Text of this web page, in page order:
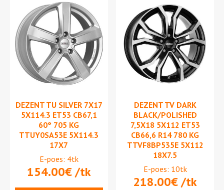
DEZENT TU SILVER 7X17
5X114.3 ET53 CB67,1
60° 705 KG
TTUY0SA53E 5X114.3
17X7
E-poes: 4tk
154.00€/tk
DEZENT TV DARK
BLACK/POLISHED
7,5X18 5X112 ET53
CB66,6 R14 780 KG
TTVF8BP535E 5X112
18X7.5
E-poes: 10tk
218.00€/tk